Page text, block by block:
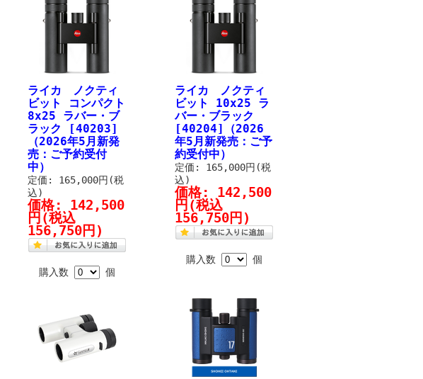
ライカ ノクティ
ビット コンパクト
8x25 ラバー・ブ
ラック [40203]
（2026年5月新発
売：ご予約受付
中）
定価: 165,000円(税
込)
価格: 142,500
円 (税込
156,750円)
購入数 個
ライカ ノクティ
ビット 10x25 ラ
バー・ブラック
[40204]（2026
年5月新発売：ご予
約受付中）
定価: 165,000円(税
込)
価格: 142,500
円 (税込
156,750円)
購入数 個